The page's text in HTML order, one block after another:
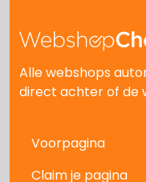
Alle webshops
direct achter of de
Voorpagina
Claim je pagina